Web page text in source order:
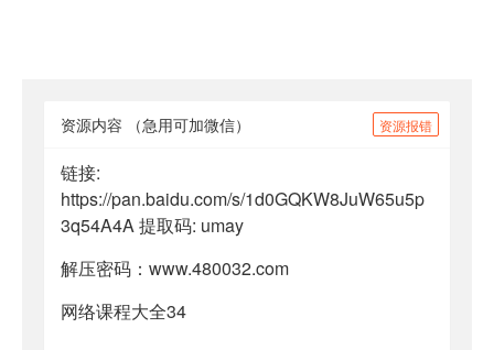
资源内容 资源报错
（急用可加微信）
链接:
https://pan.baidu.com/s/1d0GQKW8JuW65u5p
3q54A4A 提取码: umay
解压密码：www.480032.com
网络课程大全34